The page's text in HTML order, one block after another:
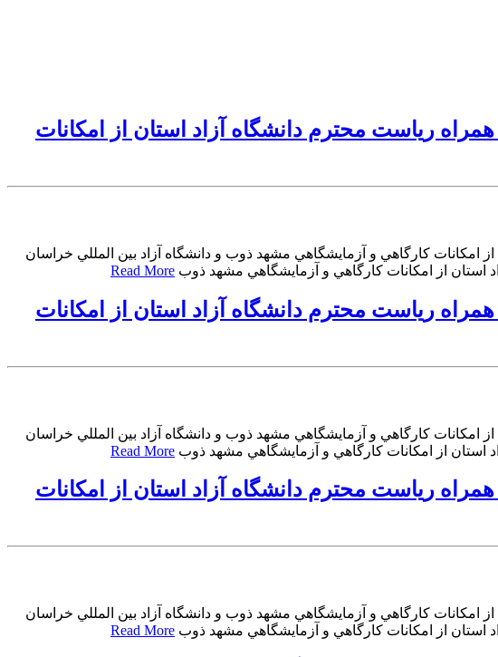
به همراه رياست محترم دانشگاه آزاد استان از امكانات
از امكانات كارگاهي و آزمايشگاهي مشهد ذوب و دانشگاه آزاد بين المللي خراسان
Read More
به همراه رياست محترم دانشگاه آزاد استان از امكانات
از امكانات كارگاهي و آزمايشگاهي مشهد ذوب و دانشگاه آزاد بين المللي خراسان
Read More
به همراه رياست محترم دانشگاه آزاد استان از امكانات
از امكانات كارگاهي و آزمايشگاهي مشهد ذوب و دانشگاه آزاد بين المللي خراسان
Read More